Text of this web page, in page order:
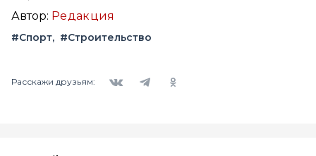
Автор: Редакция
#Спорт #Строительство
Расскажи друзьям: